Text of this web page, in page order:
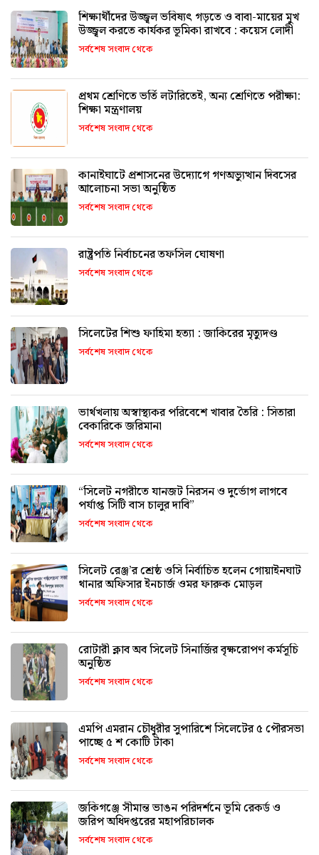
শিক্ষার্থীদের উজ্জ্বল ভবিষ্যৎ গড়তে ও বাবা-মায়ের মুখ
উজ্জ্বল করতে কার্যকর ভূমিকা রাখবে : কয়েস লোদী
সর্বশেষ সংবাদ থেকে
প্রথম শ্রেণিতে ভর্তি লটারিতেই, অন্য শ্রেণিতে পরীক্ষা:
শিক্ষা মন্ত্রণালয়
সর্বশেষ সংবাদ থেকে
কানাইঘাটে প্রশাসনের উদ্যোগে গণঅভ্যুত্থান দিবসের
আলোচনা সভা অনুষ্ঠিত
সর্বশেষ সংবাদ থেকে
রাষ্ট্রপতি নির্বাচনের তফসিল ঘোষণা
সর্বশেষ সংবাদ থেকে
সিলেটের শিশু ফাহিমা হত্যা : জাকিরের মৃত্যুদণ্ড
সর্বশেষ সংবাদ থেকে
ভার্থখলায় অস্বাস্থ্যকর পরিবেশে খাবার তৈরি : সিতারা
বেকারিকে জরিমানা
সর্বশেষ সংবাদ থেকে
“সিলেট নগরীতে যানজট নিরসন ও দুর্ভোগ লাগবে
পর্যাপ্ত সিটি বাস চালুর দাবি”
সর্বশেষ সংবাদ থেকে
সিলেট রেঞ্জ’র শ্রেষ্ঠ ওসি নির্বাচিত হলেন গোয়াইনঘাট
থানার অফিসার ইনচার্জ ওমর ফারুক মোড়ল
সর্বশেষ সংবাদ থেকে
রোটারী ক্লাব অব সিলেট সিনার্জির বৃক্ষরোপণ কর্মসূচি
অনুষ্ঠিত
সর্বশেষ সংবাদ থেকে
এমপি এমরান চৌধুরীর সুপারিশে সিলেটের ৫ পৌরসভা
পাচ্ছে ৫ শ কোটি টাকা
সর্বশেষ সংবাদ থেকে
জকিগঞ্জে সীমান্ত ভাঙন পরিদর্শনে ভূমি রেকর্ড ও
জরিপ অধিদপ্তরের মহাপরিচালক
সর্বশেষ সংবাদ থেকে